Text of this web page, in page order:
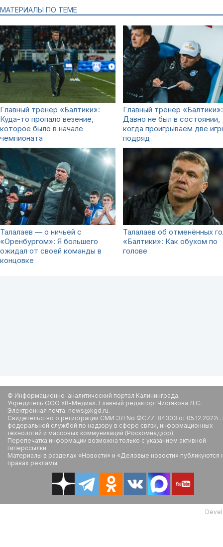
МАТЕРИАЛЫ ПО ТЕМЕ
Главный тренер «Балтики»:
Куда-то пропало везение,
которое было в начале
чемпионата
Главный тренер «Балтики»:
Давно не был в состоянии,
когда проигрываем две
подряд
Талалаев — о ничьей с
«Оренбургом»: Я большего
ожидал от своей команды в
концовке
Талалаев об отменённых
«Балтики»: Как обухом по
голове
© Информационно-аналитический портал Калининграда.
Учредитель ООО «В-Медиа». Главный редактор: Чистякова Л.С.
Электронная почта: news@kgd.ru.
Свидетельство о регистрации СМИ ЭЛ No ФС77-84303 от
федеральной службой по надзору в сфере связи, информационных
технологий и массовых коммуникаций (Роскомнадзор).
Перепечатка информации возможна только с указанием активной
гиперссылки.
Материалы в разделах «Новости» и «Деловые новости» публикуются
правах рекламы.